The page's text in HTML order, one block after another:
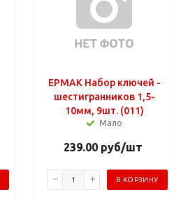
ЕРМАК Набор ключей -
шестигранников 1,5-
10мм, 9шт. (011)
Мало
239.00руб/шт
В КОРЗИНУ